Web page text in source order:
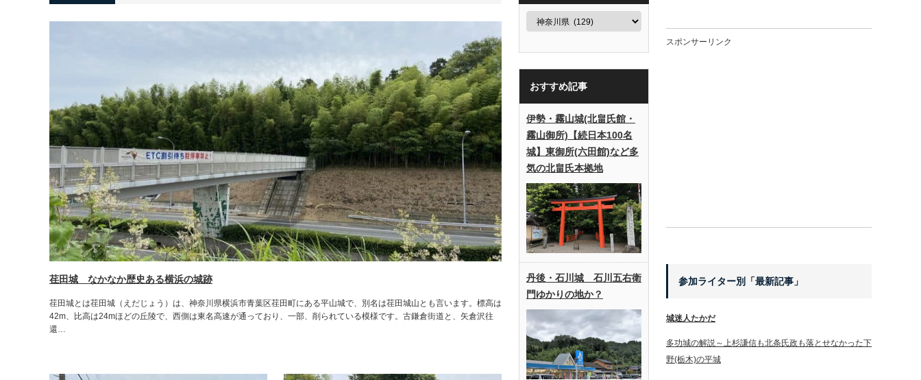
荏田城 なかなか歴史ある横浜の城跡
荏田城とは荏田城（えだじょう）は、神奈川県横浜市青葉区荏田町にある平山城で、別名は荏田城山とも言います。標高は
42m、比高は24mほどの丘陵で、西側は東名高速が通っており、一部、削られている模様です。古鎌倉街道と、矢倉沢往
還…
おすすめ記事
伊勢・霧山城(北畠氏館・
霧山御所)【続日本100名
城】東御所(六田館)など多
気の北畠氏本拠地
丹後・石川城 石川五右衛
門ゆかりの地か？
スポンサーリンク
参加ライター別「最新記事」
城迷人たかだ
多功城の解説～上杉謙信も北条氏政も落とせなかった下
野(栃木)の平城